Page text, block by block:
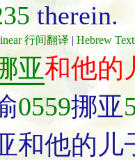
therein.
行间翻译 | Hebrew
亚和他的
0559挪亚
和他的